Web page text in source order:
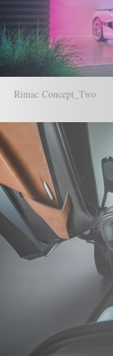
Rimac Concept_Two